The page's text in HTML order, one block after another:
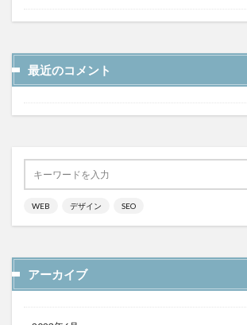
最近のコメント
WEB デザイン SEO
アーカイブ